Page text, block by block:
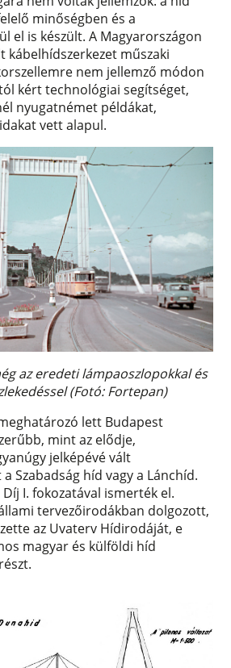
minőségben és a
el is készült. A Magyarországon
kábelhídszerkezet műszaki
nem jellemző módon
kért technológiai segítséget,
nyugatnémet példákat,
vett alapul.
az eredeti lámpaoszlopokkal és
(Fotó: Fortepan)
lett Budapest
mint az elődje,
jelképévé vált
Szabadság híd vagy a Lánchíd.
I. fokozatával ismerték el.
tervezőirodákban dolgozott,
az Uvaterv Hídirodáját, e
magyar és külföldi híd